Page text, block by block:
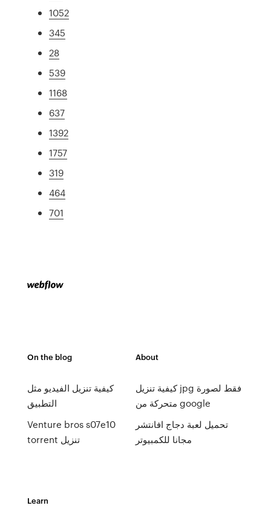
1052
345
28
539
1168
637
1392
1757
319
464
701
On the blog
كيفية تنزيل الفيديو مثل
التطبيق
Venture bros s07e10
torrent تنزيل
About
كيفية تنزيل jpg فقط لصورة
متحركة من google
تحميل لعبة دجاج افانتشر
مجانا للكمبيوتر
Learn